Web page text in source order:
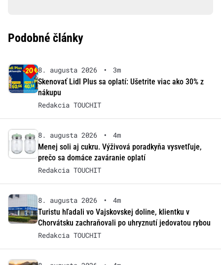
Podobné články
8. augusta 2026 •
3m
Skenovať Lidl Plus sa oplatí: Ušetrite viac ako 30% z
nákupu
Redakcia TOUCHIT
8. augusta 2026 •
4m
Menej soli aj cukru. Výživová poradkyňa vysvetľuje,
prečo sa domáce zaváranie oplatí
Redakcia TOUCHIT
8. augusta 2026 •
4m
Turistu hľadali vo Vajskovskej doline, klientku v
Chorvátsku zachraňovali po uhryznutí jedovatou rybou
Redakcia TOUCHIT